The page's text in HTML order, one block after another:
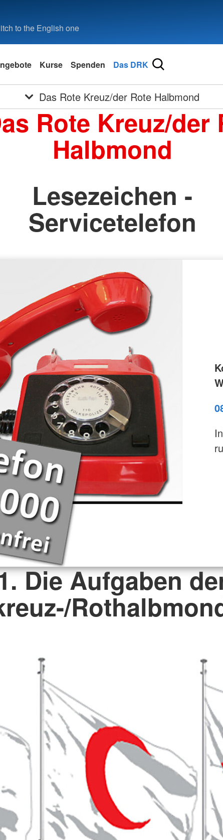
to the English one
Kurse Spenden Das DRK
Das Rote Kreuz/der Rote Halbmond
Rote Kreuz/der
Halbmond
Lesezeichen -
Servicetelefon
Die Aufgaben